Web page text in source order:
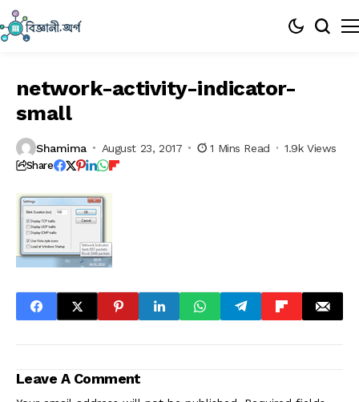
network-activity-indicator-
small
Shamima August 23, 2017 1 Mins Read 1.9k Views
Share
Leave A Comment